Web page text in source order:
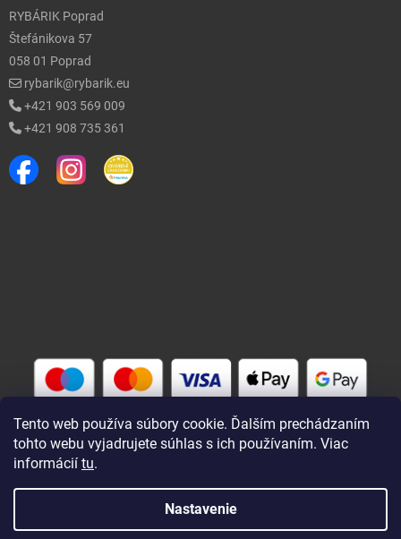
Tento web používa súbory cookie. Ďalším prechádzaním
tohto webu vyjadrujete súhlas s ich používaním. Viac
informácií tu.
Nastavenie
RYBÁRIK Poprad
Štefánikova 57
058 01 Poprad
rybarik@rybarik.eu
+421 903 569 009
+421 908 735 361